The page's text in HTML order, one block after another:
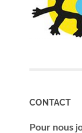
CONTACT
Pour nous